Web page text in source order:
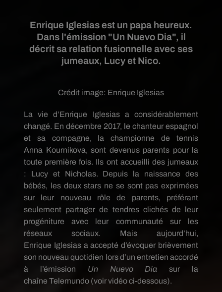
Enrique Iglesias est un papa heureux.
Dans l'émission "Un Nuevo Dia", il
décrit sa relation fusionnelle avec ses
jumeaux, Lucy et Nico.
Crédit image: Enrique Iglesias
La vie d’Enrique Iglesias
a considérablement
changé. En décembre 2017, le chanteur espagnol
et sa compagne, la championne de tennis
Anna Kournikova, sont devenus parents pour la
toute première fois. Ils ont accueilli des jumeaux
:
Lucy et Nicholas.
Depuis la naissance des
bébés, les deux stars ne se sont pas exprimées
sur leur nouveau rôle de parents, préférant
seulement partager de tendres clichés de leur
progéniture avec leur communauté sur les
réseaux sociaux.
Mais aujourd’hui,
Enrique Iglesias a accepté d’évoquer brièvement
son nouveau quotidien lors d’un entretien accordé
à l’émission Un NuevoDia sur la
chaîne Telemundo (voir vidéo ci-dessous).